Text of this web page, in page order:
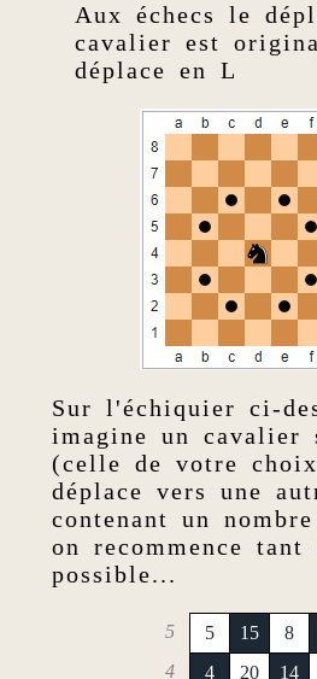
Aux échecs le
cavalier est
déplace en L
Sur l'échiquier ci-
imagine un cavalier
(celle de votre
déplace vers une
contenant un
on recommence tant
possible...
5 5 15 8
4
4 20 14